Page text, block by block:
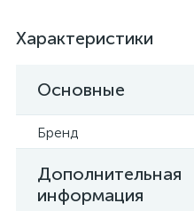
Характеристики
Основные
Бренд
Дополнительная
информация